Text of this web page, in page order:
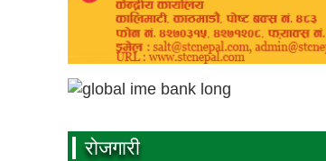
रोजगारी